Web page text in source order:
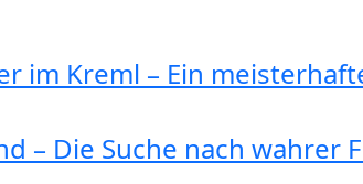
im Kreml – Ein
– Die Suche nach wahrer